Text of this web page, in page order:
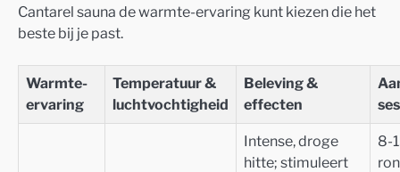
Cantarel sauna de warmte-ervaring kunt kiezen die het
beste bij je past.
Warmte-
ervaring
Temperatuur &
luchtvochtigheid
Beleving &
effecten
Intense, droge
hitte; stimuleert
8-